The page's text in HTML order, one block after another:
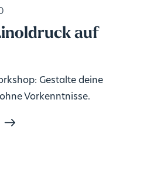
auf
Gestalte deine
Vorkenntnisse.